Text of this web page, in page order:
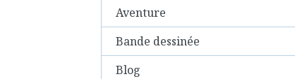
Aventure
Bande dessinée
Blog